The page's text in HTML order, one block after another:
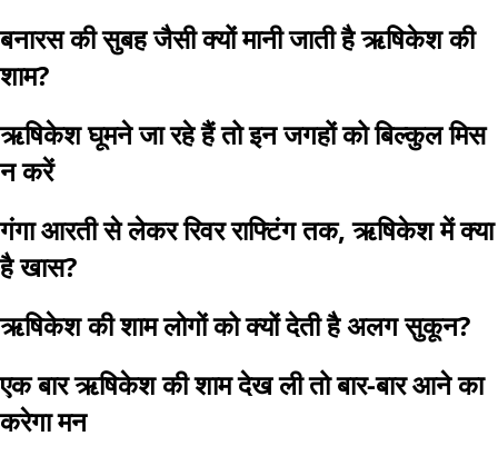
बनारस की सुबह जैसी क्यों मानी जाती है ऋषिकेश की
शाम?
ऋषिकेश घूमने जा रहे हैं तो इन जगहों को बिल्कुल मिस
न करें
गंगा आरती से लेकर रिवर राफ्टिंग तक, ऋषिकेश में क्या
है खास?
ऋषिकेश की शाम लोगों को क्यों देती है अलग सुकून?
एक बार ऋषिकेश की शाम देख ली तो बार-बार आने का
करेगा मन